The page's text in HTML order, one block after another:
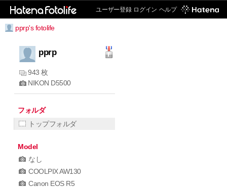
ユーザー登録 ログイン ヘルプ
pprp's fotolife
pprp
943 枚
NIKON D5500
フォルダ
トップフォルダ
Model
なし
COOLPIX AW130
Canon EOS R5